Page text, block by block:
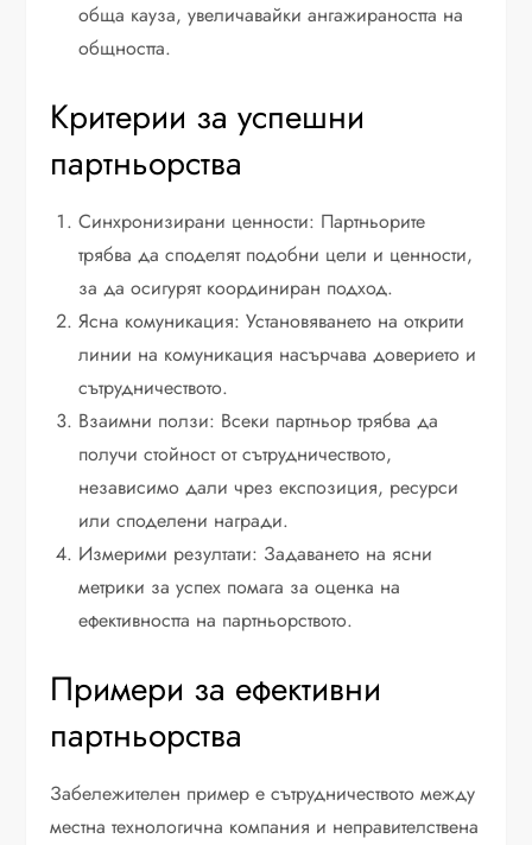
обща кауза, увеличавайки ангажираността на
общността.
Критерии за успешни
партньорства
Синхронизирани ценности: Партньорите
трябва да споделят подобни цели и ценности,
за да осигурят координиран подход.
Ясна комуникация: Установяването на открити
линии на комуникация насърчава доверието и
сътрудничеството.
Взаимни ползи: Всеки партньор трябва да
получи стойност от сътрудничеството,
независимо дали чрез експозиция, ресурси
или споделени награди.
Измерими резултати: Задаването на ясни
метрики за успех помага за оценка на
ефективността на партньорството.
Примери за ефективни
партньорства
Забележителен пример е сътрудничеството между
местна технологична компания и неправителствена